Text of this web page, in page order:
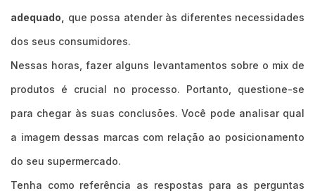
adequado,
que possa atender às diferentes necessidades
dos seus consumidores.
Nessas horas, fazer alguns levantamentos sobre o mix de
produtos é crucial no processo. Portanto, questione-se
para chegar às suas conclusões. Você pode analisar qual
a imagem dessas marcas com relação ao posicionamento
do seu supermercado.
Tenha como referência as respostas para as perguntas